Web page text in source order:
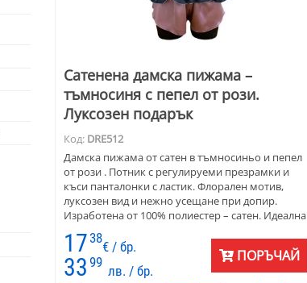
Сатенена дамска пижама –
тъмносиня с пепел от рози.
Луксозен подарък
Код: DRE512
Дамска пижама от сатен в тъмносиньо и пепел
от рози . Потник с регулируеми презрамки и
къси панталонки с ластик. Флорален мотив,
луксозен вид и нежно усещане при допир.
Изработена от 100% полиестер – сатен. Идеална
за подарък – опакована в стилна кутия.
17 38
€ / бр.
33 99
лв. / бр.
ПОРЪЧАЙ